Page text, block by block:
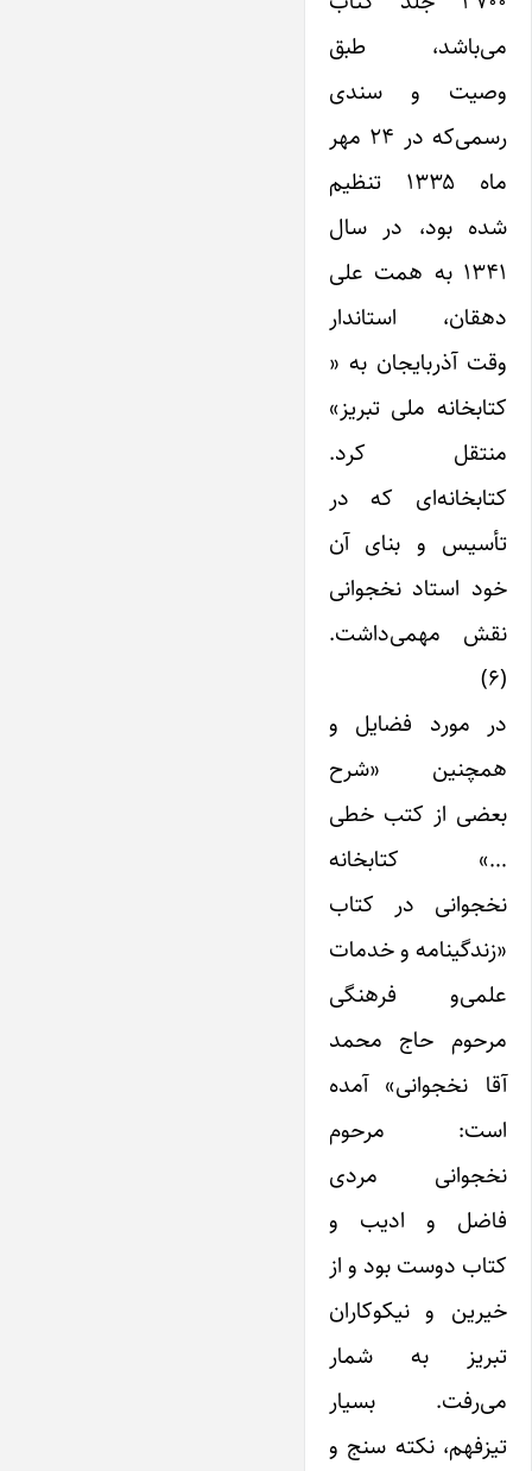
می‌باشد، طبق
وصیت و سندی
رسمی‌که در ۲۴ مهر
ماه ۱۳۳۵ تنظیم
شده بود، در سال
۱۳۴۱ به همت علی
دهقان، استاندار
وقت آذربایجان به «
کتابخانه ملی تبریز»
منتقل کرد.
کتابخانه‌ای که در
تأسیس و بنای آن
خود استاد نخجوانی
نقش مهمی‌داشت.
(۶)
در مورد فضایل و
همچنین «شرح
بعضی از کتب خطی
…» کتابخانه
نخجوانی در کتاب
«زندگینامه و خدمات
علمی‌و فرهنگی
مرحوم حاج محمد
آقا نخجوانی» آمده
است: مرحوم
نخجوانی مردی
فاضل و ادیب و
کتاب دوست بود و از
خیرین و نیکوکاران
تبریز به شمار
می‌رفت. بسیار
تیزفهم، نکته سنج و